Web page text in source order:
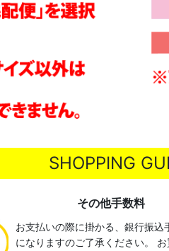
SHOPPING
その他手数料
お支払いの際に掛かる、銀行振込
になりますのご了承ください。